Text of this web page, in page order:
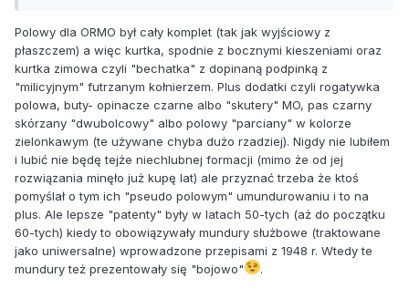
Polowy dla ORMO był cały komplet (tak jak wyjściowy z
płaszczem) a więc kurtka, spodnie z bocznymi kieszeniami oraz
kurtka zimowa czyli "bechatka" z dopinaną podpinką z
"milicyjnym" futrzanym kołnierzem. Plus dodatki czyli rogatywka
polowa, buty- opinacze czarne albo "skutery" MO, pas czarny
skórzany "dwubolcowy" albo polowy "parciany" w kolorze
zielonkawym (te używane chyba dużo rzadziej). Nigdy nie lubiłem
i lubić nie będę tejże niechlubnej formacji (mimo że od jej
rozwiązania minęło już kupę lat) ale przyznać trzeba że ktoś
pomyślał o tym ich "pseudo polowym" umundurowaniu i to na
plus. Ale lepsze "patenty" były w latach 50-tych (aż do początku
60-tych) kiedy to obowiązywały mundury służbowe (traktowane
jako uniwersalne) wprowadzone przepisami z 1948 r. Wtedy te
mundury też prezentowały się "bojowo"
.